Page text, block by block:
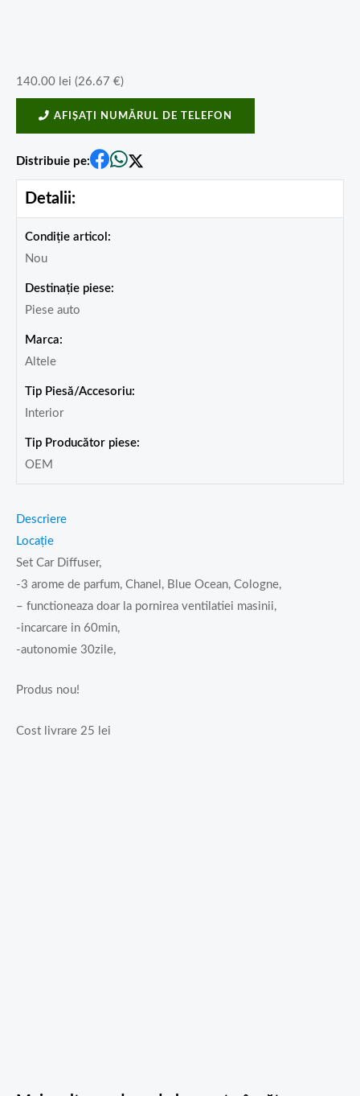
140.00 lei (26.67 €)
AFIȘAȚI NUMĂRUL DE TELEFON
Distribuie pe:
Detalii:
Condiție articol:
Nou
Destinație piese:
Piese auto
Marca:
Altele
Tip Piesă/Accesoriu:
Interior
Tip Producător piese:
OEM
Descriere
Locație
Set Car Diffuser,
-3 arome de parfum, Chanel, Blue Ocean, Cologne,
– functioneaza doar la pornirea ventilatiei masinii,
-incarcare in 60min,
-autonomie 30zile,
Produs nou!
Cost livrare 25 lei